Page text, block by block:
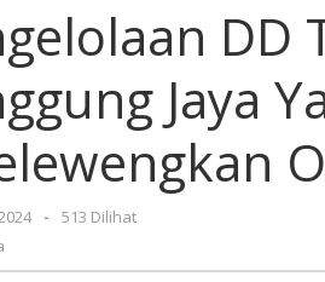
2018-
2023
Desa
Panggung
Jaya
Yang
Diduga
DD
Jaya
oleh
-
513 Dilihat